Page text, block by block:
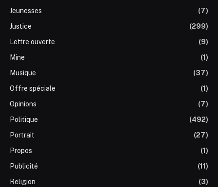
Jeunesses
(7)
Justice
(299)
Lettre ouverte
(9)
Mine
(1)
Musique
(37)
Offre spéciale
(1)
Opinions
(7)
Politique
(492)
Portrait
(27)
Propos
(1)
Publicité
(11)
Religion
(3)